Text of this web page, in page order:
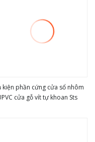
kiện phần cứng cửa sổ nhôm
cửa gỗ vít tự khoan Sts